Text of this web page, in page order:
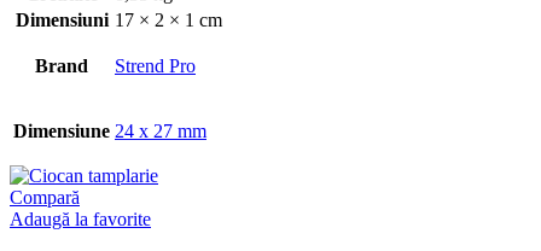
Dimensiuni 17 × 2 × 1 cm
Brand Strend Pro
Dimensiune 24 x 27 mm
Compară
Adaugă la favorite